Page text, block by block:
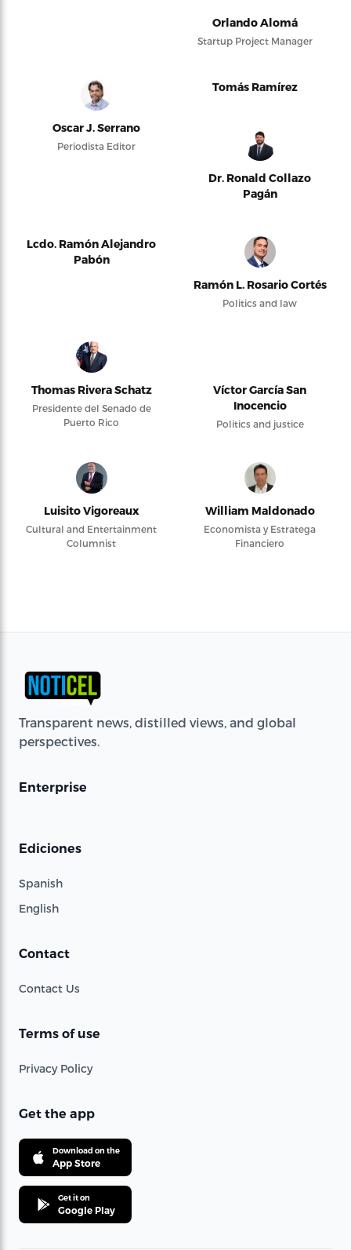
Orlando Alomá
Startup Project Manager
Oscar J. Serrano
Periodista Editor
Tomás Ramírez
Dr. Ronald Collazo
Pagán
Lcdo. Ramón Alejandro
Pabón
Ramón L. Rosario Cortés
Politics and law
Thomas Rivera Schatz
Presidente del Senado de
Puerto Rico
Víctor García San
Inocencio
Politics and justice
Luisito Vigoreaux
Cultural and Entertainment
Columnist
William Maldonado
Economista y Estratega
Financiero
Transparent news, distilled views, and global
perspectives.
Enterprise
Ediciones
Spanish
English
Contact
Contact Us
Terms of use
Privacy Policy
Get the app
Download on the
App Store
Get it on
Google Play